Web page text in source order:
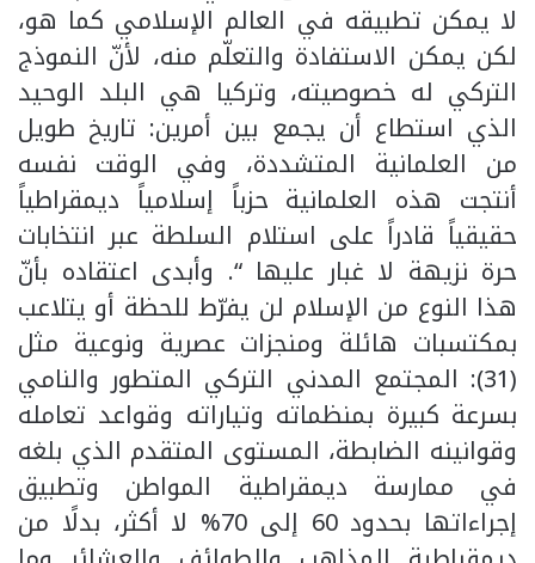
لا يمكن تطبيقه في العالم الإسلامي كما هو،
لكن يمكن الاستفادة والتعلّم منه، لأنّ النموذج
التركي له خصوصيته، وتركيا هي البلد الوحيد
الذي استطاع أن يجمع بين أمرين: تاريخ طويل
من العلمانية المتشددة، وفي الوقت نفسه
أنتجت هذه العلمانية حزباً إسلامياً ديمقراطياً
حقيقياً قادراً على استلام السلطة عبر انتخابات
حرة نزيهة لا غبار عليها “. وأبدى اعتقاده بأنّ
هذا النوع من الإسلام لن يفرّط للحظة أو يتلاعب
بمكتسبات هائلة ومنجزات عصرية ونوعية مثل
(31): المجتمع المدني التركي المتطور والنامي
بسرعة كبيرة بمنظماته وتياراته وقواعد تعامله
وقوانينه الضابطة، المستوى المتقدم الذي بلغه
في ممارسة ديمقراطية المواطن وتطبيق
إجراءاتها بحدود 60 إلى 70% لا أكثر، بدلًا من